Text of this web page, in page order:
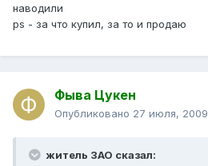
наводили
ps - за что купил, за то и продаю
Фыва Цукен
Опубликовано 27 июля, 2009
житель ЗАО сказал: